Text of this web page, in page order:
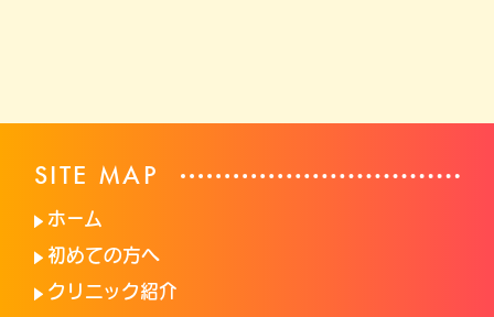
SITE MAP
ホーム
初めての方へ
クリニック紹介